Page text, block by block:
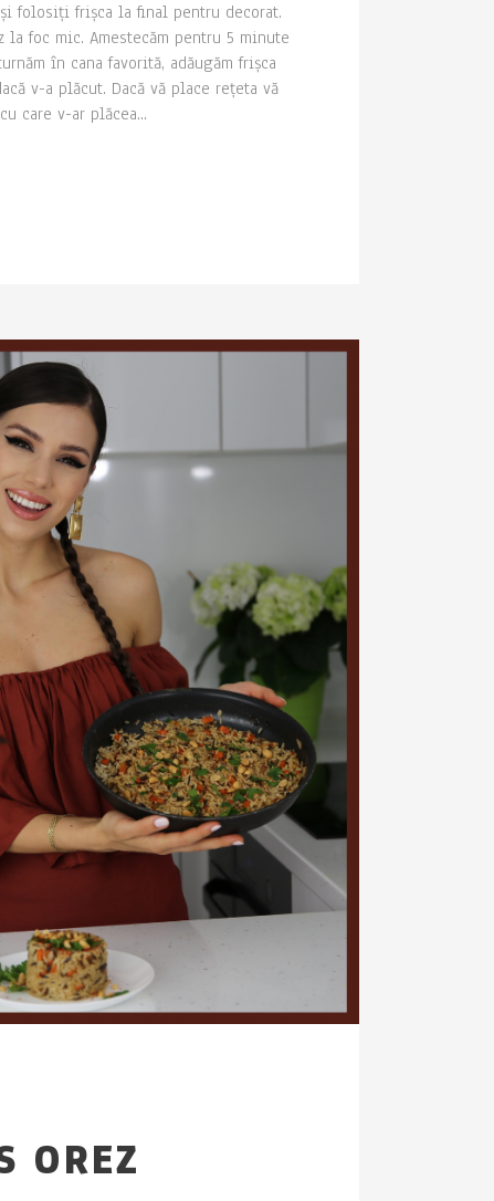
folosiți frișca la final pentru decorat.
foc mic. Amestecăm pentru 5 minute
în cana favorită, adăugăm frișca
v-a plăcut. Dacă vă place rețeta vă
care v-ar plăcea...
OREZ